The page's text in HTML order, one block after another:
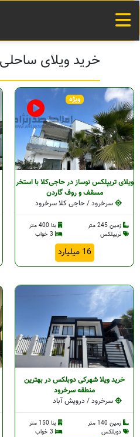
خرید ویلای
ویژه
ویلای تریپلکس نوساز در حاجی‌کلا با استخر
مسقف و روف گاردن
سرخرود / حاجی کلا سرخرود
زمین 245 متر
بنا 400 متر
تریپلکس
16 میلیارد
خرید ویلا شهرکی دوبلکس در بهترین
منطقه سرخرود
سرخرود / درویش آباد
زمین 140 متر
بنا 150 متر
دوبلکس